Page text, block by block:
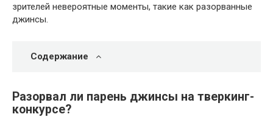
зрителей невероятные моменты, такие как разорванные
джинсы.
Содержание
Разорвал ли парень джинсы на тверкинг-
конкурсе?